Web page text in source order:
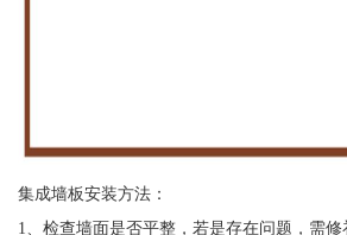
集成墙板安装方法：
1、检查墙面是否平整，若是存在问题，需